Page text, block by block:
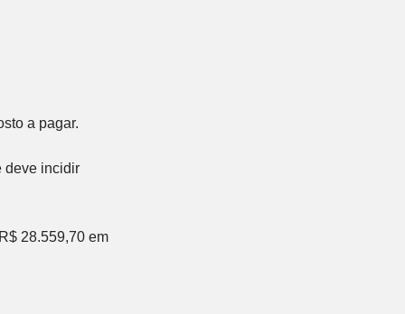
a pagar.
deve incidir
28.559,70 em